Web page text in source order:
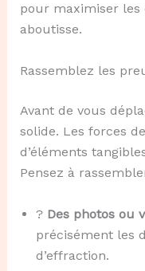
pour maximiser les
aboutisse.
Rassemblez les
Avant de vous
solide. Les forces
d’éléments
Pensez à
? Des photos ou
précisément les
d’effraction.